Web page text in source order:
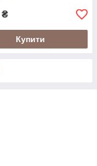
₴
Купити